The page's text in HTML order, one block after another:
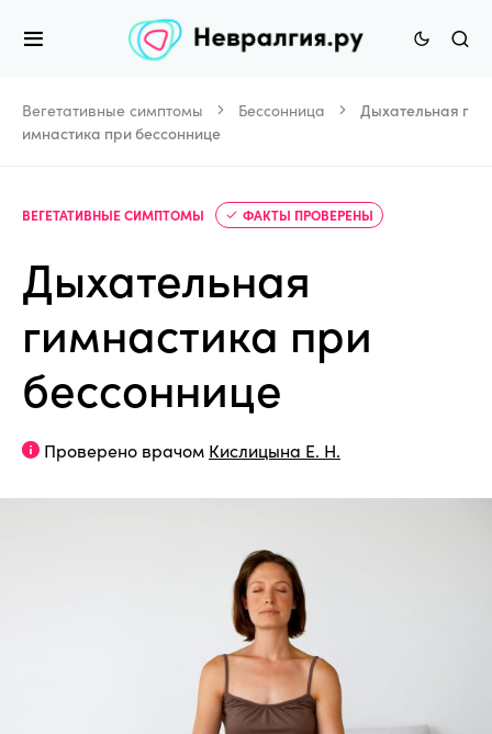
Вегетативные симптомы Бессонница
Дыхательная г
имнастика при бессоннице
ВЕГЕТАТИВНЫЕ СИМПТОМЫ ФАКТЫ ПРОВЕРЕНЫ
Дыхательная
гимнастика при
бессоннице
Проверено врачом Кислицына Е. Н.